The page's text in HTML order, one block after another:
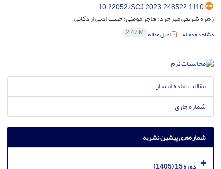
10.22052/SCJ.2023.248522.1110
زهره شریفی مهرجرد؛ هاجر مومنی؛ حبیب ادبی اردکانی
مشاهده مقاله اصل مقاله 2.47 M
مقالات آماده انتشار
شماره جاری
شماره‌های پیشین نشریه
دوره 15 (1405)